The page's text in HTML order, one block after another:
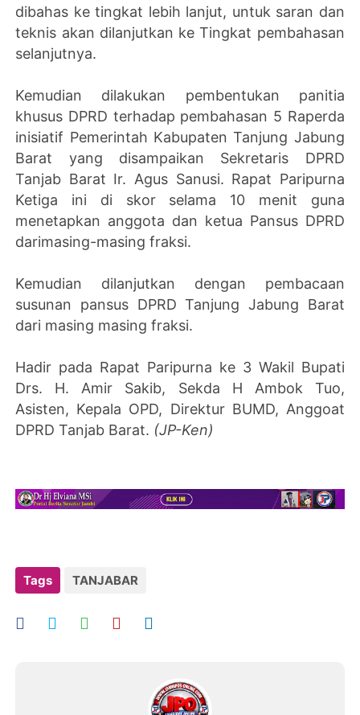
dibahas ke tingkat lebih lanjut, untuk saran dan
teknis akan dilanjutkan ke Tingkat pembahasan
selanjutnya.
Kemudian dilakukan pembentukan panitia
khusus DPRD terhadap pembahasan 5 Raperda
inisiatif Pemerintah Kabupaten Tanjung Jabung
Barat yang disampaikan Sekretaris DPRD
Tanjab Barat Ir. Agus Sanusi. Rapat Paripurna
Ketiga ini di skor selama 10 menit guna
menetapkan anggota dan ketua Pansus DPRD
darimasing-masing fraksi.
Kemudian dilanjutkan dengan pembacaan
susunan pansus DPRD Tanjung Jabung Barat
dari masing masing fraksi.
Hadir pada Rapat Paripurna ke 3 Wakil Bupati
Drs. H. Amir Sakib, Sekda H Ambok Tuo,
Asisten, Kepala OPD, Direktur BUMD, Anggoat
DPRD Tanjab Barat. (JP-Ken)
Tags TANJABAR